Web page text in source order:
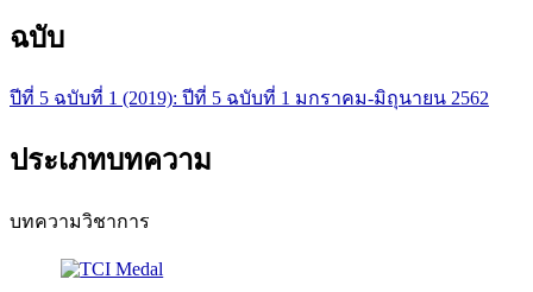
ฉบับ
ปีที่ 5 ฉบับที่ 1 (2019): ปีที่ 5 ฉบับที่ 1 มกราคม-มิถุนายน 2562
ประเภทบทความ
บทความวิชาการ